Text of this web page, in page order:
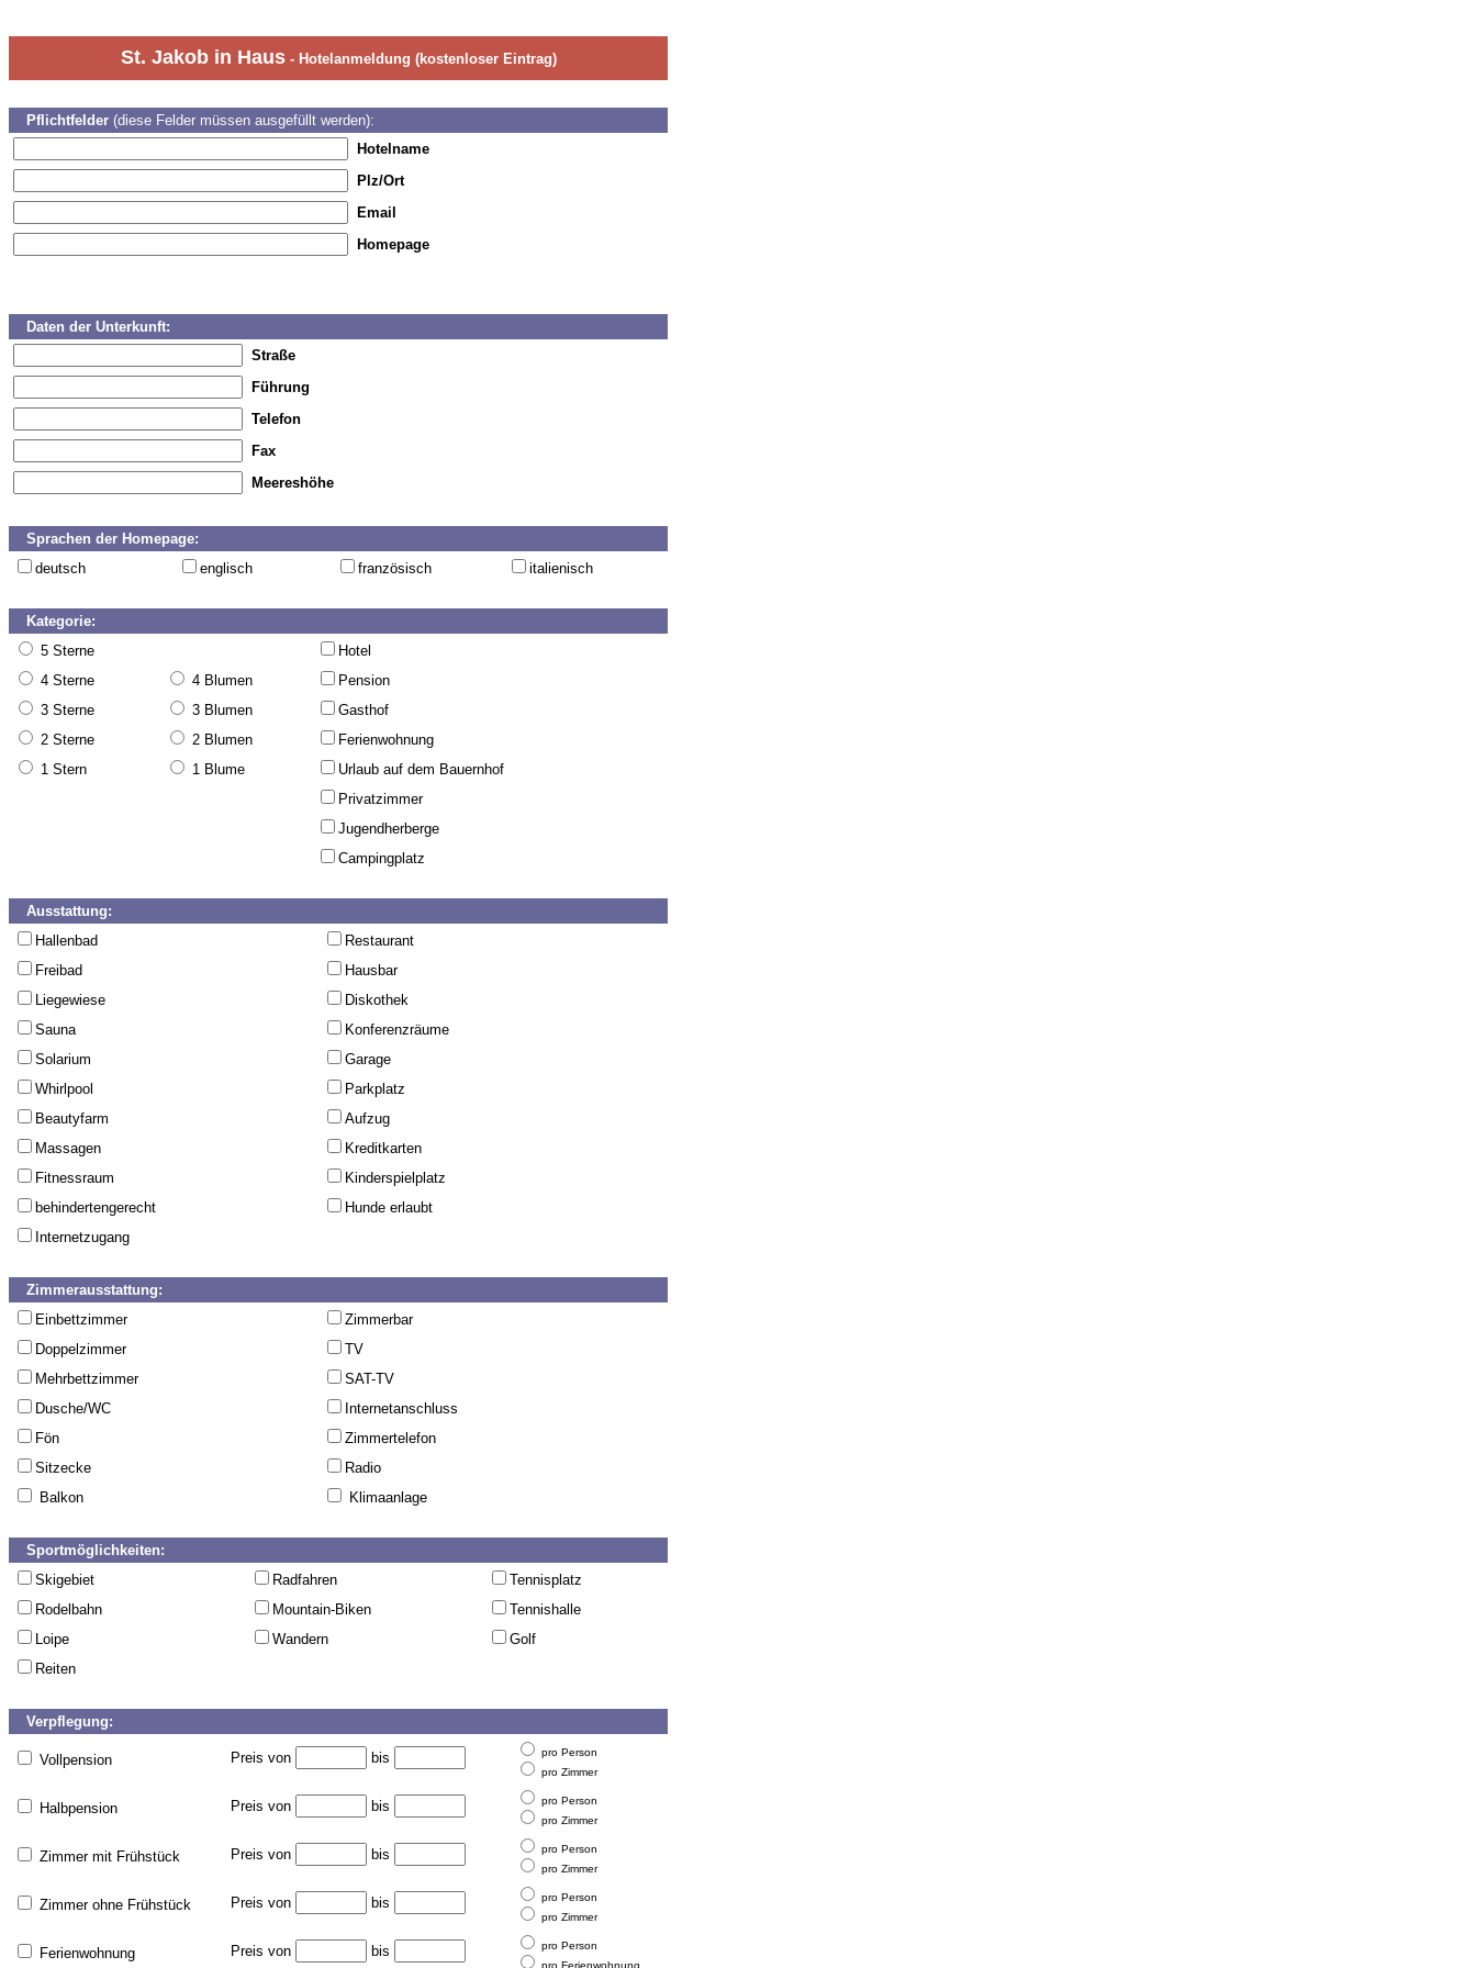
St. Jakob in Haus- Hotelanmeldung (kostenloser Eintrag)
Pflichtfelder (diese Felder müssen ausgefüllt werden):
Hotelname
Plz/Ort
Email
Homepage
Daten der Unterkunft:
Straße
Führung
Telefon
Fax
Meereshöhe
Sprachen der Homepage:
deutsch
englisch französisch italienisch
Kategorie:
5 Sterne
Hotel
4 Sterne
4 Blumen
Pension
3 Sterne
3 Blumen
Gasthof
2 Sterne
2 Blumen
Ferienwohnung
1 Stern
1 Blume
Urlaub auf dem Bauernhof
Privatzimmer
Jugendherberge
Campingplatz
Ausstattung:
Hallenbad
Restaurant
Freibad
Hausbar
Liegewiese
Diskothek
Sauna
Konferenzräume
Solarium
Garage
Whirlpool
Parkplatz
Beautyfarm
Aufzug
Massagen
Kreditkarten
Fitnessraum
Kinderspielplatz
behindertengerecht
Hunde erlaubt
Internetzugang
Zimmerausstattung:
Einbettzimmer
Zimmerbar
Doppelzimmer
TV
Mehrbettzimmer
SAT-TV
Dusche/WC
Internetanschluss
Fön
Zimmertelefon
Sitzecke
Radio
Balkon
Klimaanlage
Sportmöglichkeiten:
Skigebiet
Radfahren
Tennisplatz
Rodelbahn
Mountain-Biken
Tennishalle
Loipe
Wandern
Golf
Reiten
Verpflegung:
Vollpension Preis von bis
pro Person
pro Zimmer
Halbpension Preis von bis
pro Person
pro Zimmer
Zimmer mit Frühstück Preis von bis
pro Person
pro Zimmer
Zimmer ohne Frühstück Preis von bis
pro Person
pro Zimmer
Ferienwohnung Preis von bis
pro Person
pro Ferienwohnung